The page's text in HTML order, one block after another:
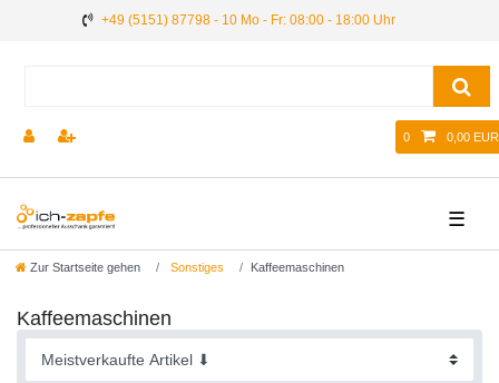
+49 (5151) 87798 - 10 Mo - Fr: 08:00 - 18:00 Uhr
0 0,00 EUR
☰
Zur Startseite gehen Sonstiges Kaffeemaschinen
Kaffeemaschinen